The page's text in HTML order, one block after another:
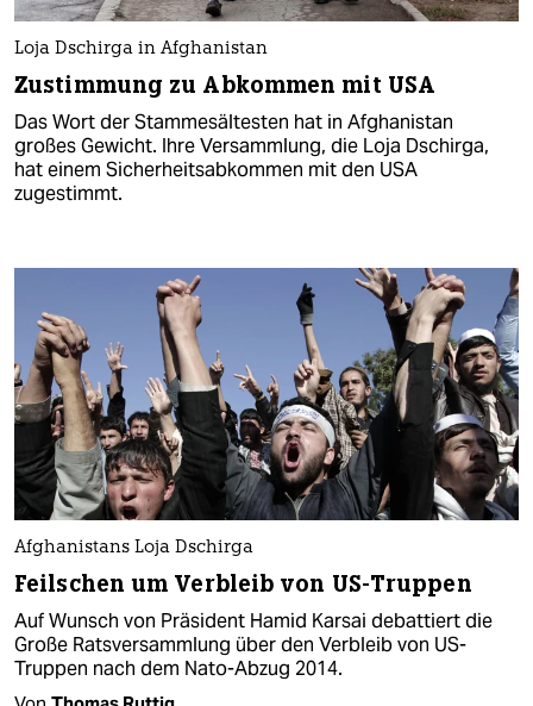
Loja Dschirga in Afghanistan
Zustimmung zu Abkommen mit USA
Das Wort der Stammesältesten hat in Afghanistan
großes Gewicht. Ihre Versammlung, die Loja Dschirga,
hat einem Sicherheitsabkommen mit den USA
zugestimmt.
Afghanistans Loja Dschirga
Feilschen um Verbleib von US-Truppen
Auf Wunsch von Präsident Hamid Karsai debattiert die
Große Ratsversammlung über den Verbleib von US-
Truppen nach dem Nato-Abzug 2014.